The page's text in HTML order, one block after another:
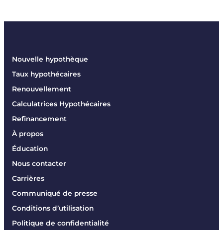
Nouvelle hypothèque
Taux hypothécaires
Renouvellement
Calculatrices Hypothécaires
Refinancement
À propos
Éducation
Nous contacter
Carrières
Communiqué de presse
Conditions d’utilisation
Politique de confidentialité